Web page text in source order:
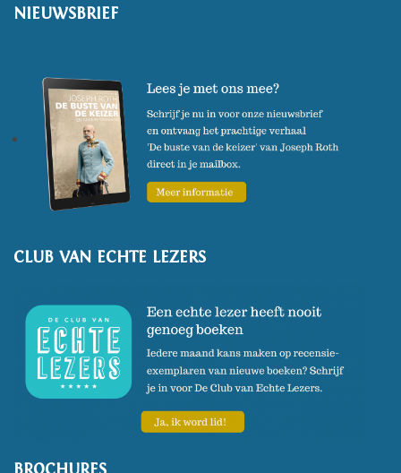
NIEUWSBRIEF
CLUB VAN ECHTE LEZERS